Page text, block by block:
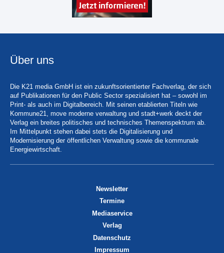
Über uns
Die K21 media GmbH ist ein zukunftsorientierter Fachverlag, der sich
auf Publikationen für den Public Sector spezialisiert hat – sowohl im
Print- als auch im Digitalbereich. Mit seinen etablierten Titeln wie
Kommune21, move moderne verwaltung und stadt+werk deckt der
Verlag ein breites politisches und technisches Themenspektrum ab.
Im Mittelpunkt stehen dabei stets die Digitalisierung und
Modernisierung der öffentlichen Verwaltung sowie die kommunale
Energiewirtschaft.
Newsletter
Termine
Mediaservice
Verlag
Datenschutz
Impressum